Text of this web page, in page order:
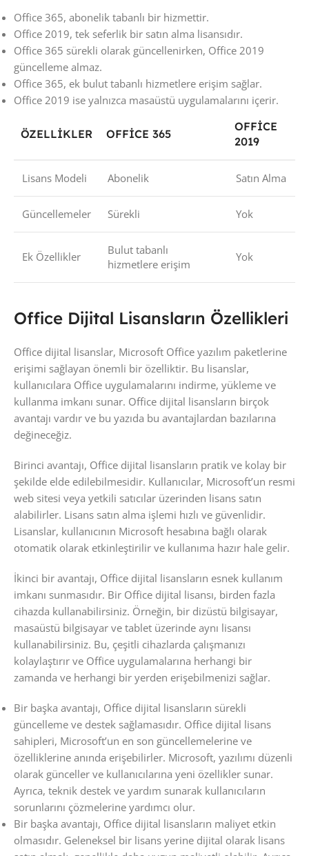
Office 365, abonelik tabanlı bir hizmettir.
Office 2019, tek seferlik bir satın alma lisansıdır.
Office 365 sürekli olarak güncellenirken, Office 2019
güncelleme almaz.
Office 365, ek bulut tabanlı hizmetlere erişim sağlar.
Office 2019 ise yalnızca masaüstü uygulamalarını içerir.
ÖZELLIKLER OFFICE 365
OFFICE
2019
Lisans Modeli Abonelik Satın Alma
Güncellemeler Sürekli Yok
Ek Özellikler
Bulut tabanlı
hizmetlere erişim
Yok
Office Dijital Lisansların Özellikleri
Office dijital lisanslar, Microsoft Office yazılım paketlerine
erişimi sağlayan önemli bir özelliktir. Bu lisanslar,
kullanıcılara Office uygulamalarını indirme, yükleme ve
kullanma imkanı sunar. Office dijital lisansların birçok
avantajı vardır ve bu yazıda bu avantajlardan bazılarına
değineceğiz.
Birinci avantajı, Office dijital lisansların pratik ve kolay bir
şekilde elde edilebilmesidir. Kullanıcılar, Microsoft’un resmi
web sitesi veya yetkili satıcılar üzerinden lisans satın
alabilirler. Lisans satın alma işlemi hızlı ve güvenlidir.
Lisanslar, kullanıcının Microsoft hesabına bağlı olarak
otomatik olarak etkinleştirilir ve kullanıma hazır hale gelir.
İkinci bir avantajı, Office dijital lisansların esnek kullanım
imkanı sunmasıdır. Bir Office dijital lisansı, birden fazla
cihazda kullanabilirsiniz. Örneğin, bir dizüstü bilgisayar,
masaüstü bilgisayar ve tablet üzerinde aynı lisansı
kullanabilirsiniz. Bu, çeşitli cihazlarda çalışmanızı
kolaylaştırır ve Office uygulamalarına herhangi bir
zamanda ve herhangi bir yerden erişebilmenizi sağlar.
Bir başka avantajı, Office dijital lisansların sürekli
güncelleme ve destek sağlamasıdır. Office dijital lisans
sahipleri, Microsoft’un en son güncellemelerine ve
özelliklerine anında erişebilirler. Microsoft, yazılımı düzenli
olarak günceller ve kullanıcılarına yeni özellikler sunar.
Ayrıca, teknik destek ve yardım sunarak kullanıcıların
sorunlarını çözmelerine yardımcı olur.
Bir başka avantajı, Office dijital lisansların maliyet etkin
olmasıdır. Geleneksel bir lisans yerine dijital olarak lisans